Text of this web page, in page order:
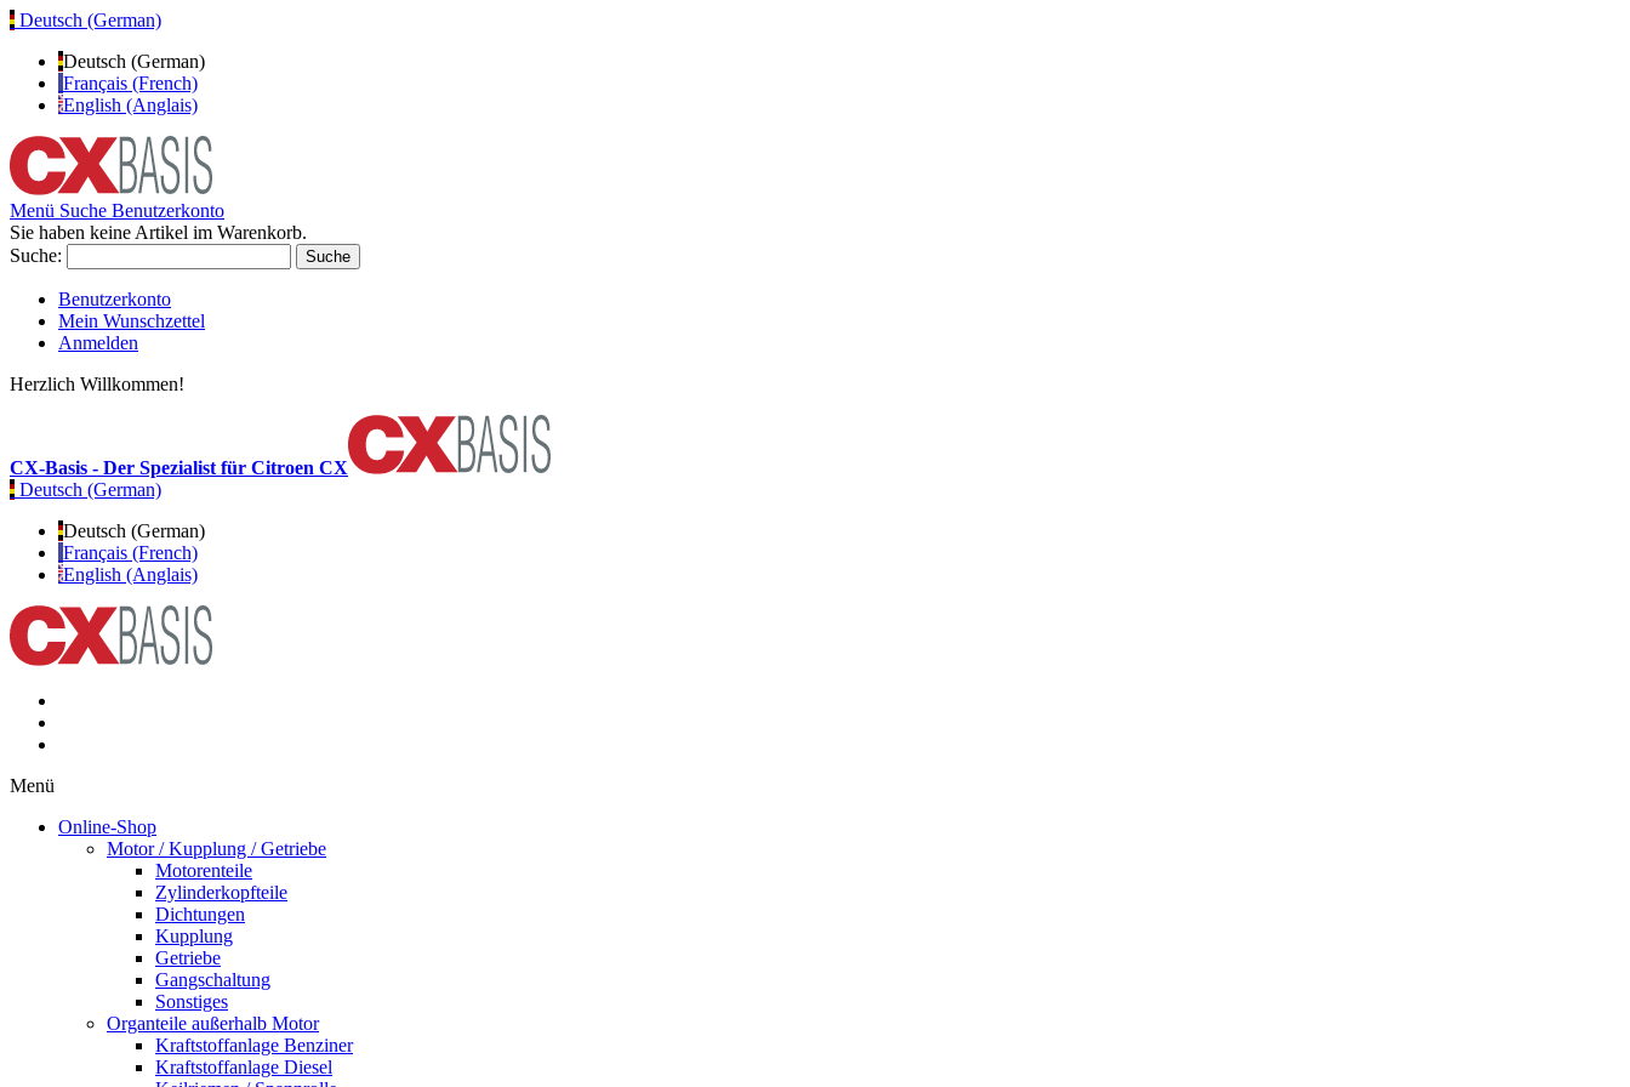
Deutsch (German)
Deutsch (German)
Français (French)
English (Anglais)
Menü Suche Benutzerkonto
Sie haben keine Artikel im Warenkorb.
Suche:
Suche
Benutzerkonto
Mein Wunschzettel
Anmelden
Herzlich Willkommen!
CX-Basis - Der Spezialist für Citroen CX
Deutsch (German)
Deutsch (German)
Français (French)
English (Anglais)
Menü
Online-Shop
Motor / Kupplung / Getriebe
Motorenteile
Zylinderkopfteile
Dichtungen
Kupplung
Getriebe
Gangschaltung
Sonstiges
Organteile außerhalb Motor
Kraftstoffanlage Benziner
Kraftstoffanlage Diesel